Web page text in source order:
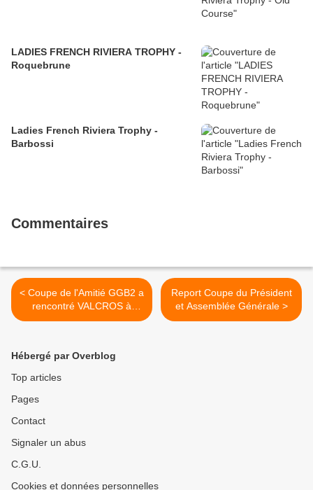
LADIES FRENCH RIVIERA TROPHY -
Roquebrune
Ladies French Riviera Trophy -
Barbossi
Commentaires
< Coupe de l'Amitié GGB2 a
rencontré VALCROS à
domicile
Report Coupe du Président
et Assemblée Générale >
Hébergé par Overblog
Top articles
Pages
Contact
Signaler un abus
C.G.U.
Cookies et données personnelles